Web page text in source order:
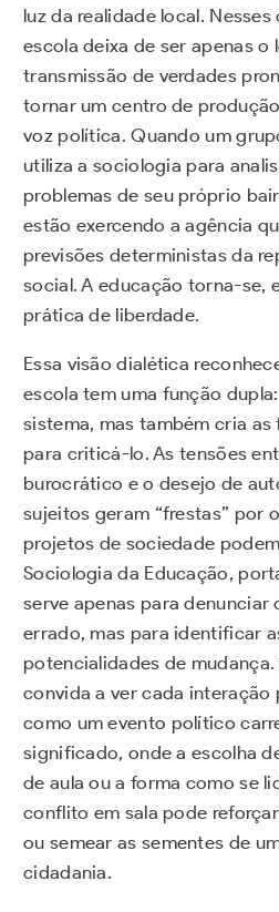
luz da realidade local.
escola deixa de ser apenas o
transmissão de verdades
tornar um centro de
voz política. Quando um
utiliza a sociologia para
problemas de seu próprio
estão exercendo a agência
previsões deterministas da
social. A educação torna-se,
prática de liberdade.
Essa visão dialética
escola tem uma função
sistema, mas também cria as
para criticá-lo. As tensões
burocrático e o desejo de
sujeitos geram “frestas” por
projetos de sociedade
Sociologia da Educação,
serve apenas para denunciar
errado, mas para identificar
potencialidades de mudança.
convida a ver cada interação
como um evento político
significado, onde a escolha
de aula ou a forma como se
conflito em sala pode
ou semear as sementes de
cidadania.